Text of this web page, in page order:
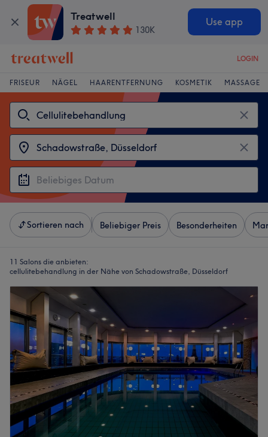
Treatwell
130K
Use app
LOGIN
FRISEUR NÄGEL HAARENTFERNUNG KOSMETIK MASSAGE
Sortieren nach Beliebiger Preis Besonderheiten
11 Salons die anbieten:
cellulitebehandlung in der Nähe von Schadowstraße, Düsseldorf